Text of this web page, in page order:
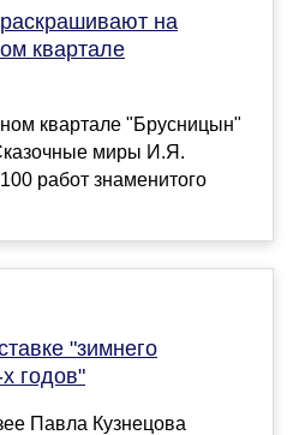
на
квартале
квартале "Брусницын"
миры И.Я.
работ знаменитого
"зимнего
годов"
Павла Кузнецова